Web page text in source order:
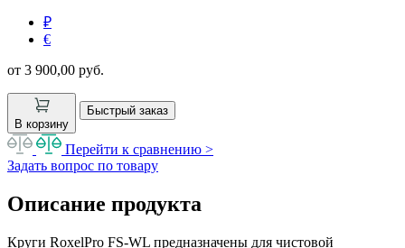
₽
€
от 3 900,00 руб.
В корзину
Быстрый заказ
Перейти к сравнению >
Задать вопрос по товару
Описание продукта
Круги RoxelPro FS-WL предназначены для чистовой